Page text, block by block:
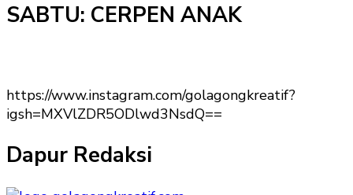
SABTU: CERPEN ANAK
https://www.instagram.com/golagongkreatif?
igsh=MXVlZDR5ODlwd3NsdQ==
Dapur Redaksi